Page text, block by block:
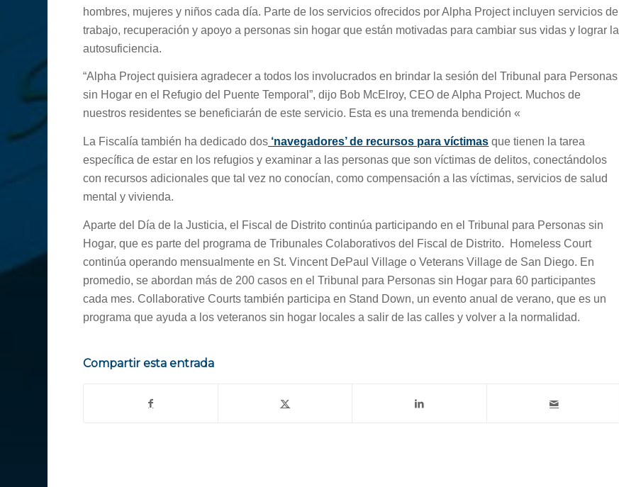
hombres, mujeres y niños cada día. Parte de los servicios ofrecidos por Alpha Project incluyen servicios de
trabajo, recuperación y apoyo a personas sin hogar que están motivadas para cambiar sus vidas y lograr la
autosuficiencia.
“Alpha Project quisiera agradecer a todos los involucrados en brindar la sesión del Tribunal para Personas
sin Hogar en el Refugio del Puente Temporal”, dijo Bob McElroy, CEO de Alpha Project. Muchos de
nuestros residentes se beneficiarán de este servicio. Esta es una tremenda bendición «
La Fiscalía también ha dedicado dos ‘navegadores’ de recursos para víctimas que tienen la tarea
específica de estar en los refugios y examinar a las personas que son víctimas de delitos, conectándolos
con recursos adicionales que tal vez no conocían, como compensación a las víctimas, servicios de salud
mental y vivienda.
Aparte del Día de la Justicia, el Fiscal de Distrito continúa participando en el Tribunal para Personas sin
Hogar, que es parte del programa de Tribunales Colaborativos del Fiscal de Distrito. Homeless Court
continúa operando mensualmente en St. Vincent DePaul Village o Veterans Village de San Diego. En
promedio, se abordan más de 200 casos en el Tribunal para Personas sin Hogar para 60 participantes
cada mes. Collaborative Courts también participa en Stand Down, un evento anual de verano, que es un
programa que ayuda a los veteranos sin hogar locales a salir de las calles y volver a la normalidad.
Compartir esta entrada